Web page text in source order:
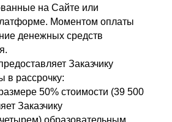
на Сайте или
Моментом оплаты
денежных средств
Заказчику
в рассрочку:
50% стоимости (39 500
Заказчику
образовательным